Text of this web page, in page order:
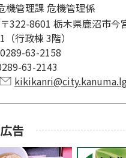
機管理課 危機管理係
〒322-8601 栃木県鹿沼市今
1（行政棟 3階）
0289-63-2158
63-2143
告